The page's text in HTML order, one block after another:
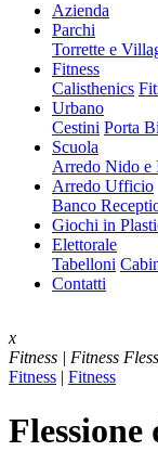
Azienda
Parchi
Torrette e
Fitness
Calisthenics
Urbano
Cestini Porta
Scuola
Arredo Nido e
Arredo Ufficio
Banco
Giochi in
Elettorale
Tabelloni
Contatti
x
Fitness | Fitness
Fitness | Fitness
Flessione